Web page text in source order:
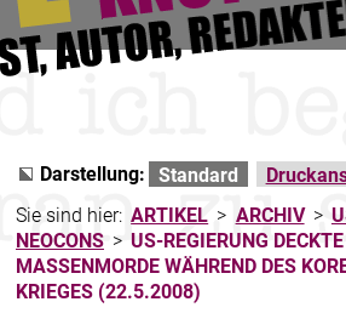
Darstellung: Standard
Sie sind hier: ARTIKEL > ARCHIV >
NEOCONS > US-REGIERUNG DECKTE
MASSENMORDE WÄHREND DES
KRIEGES (22.5.2008)